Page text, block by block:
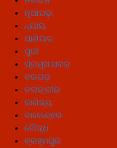
ନୂଆପଡ଼ା
ନ୍ୟାୟ
ପାଣିପାଗ
ପୁରୀ
ପ୍ରମୁଖ ଖବର
ବରଗଡ଼
ବଲାଙ୍ଗୀର
ବାଣିଜ୍ୟ
ବାଲେଶ୍ଵର
ବୌଦ୍ଧ
ବ୍ରହ୍ମପୁର